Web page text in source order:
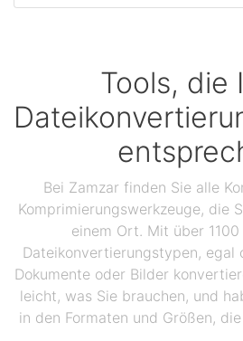
Tools, die
Bei Zamzar finden Sie alle
Komprimierungswerkzeuge, die
einem Ort. Mit über
Dateikonvertierungstypen, egal
Dokumente oder Bilder
leicht, was Sie brauchen, und
in den Formaten und Größen,